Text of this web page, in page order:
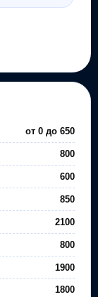
от 0 до650
800
600
850
2100
800
1900
1800